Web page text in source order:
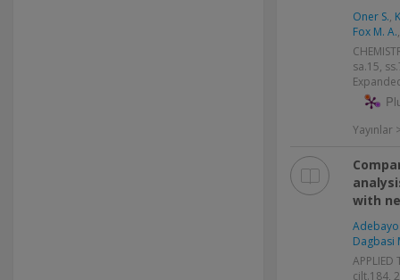
Oner S.,
Fox M. A.
sa.15,
Yayınlar
with
Adebayo
Dagbasi
APPLIED
cilt.184,